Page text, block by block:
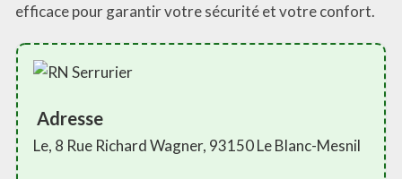
efficace pour garantir votre sécurité et votre confort.
Adresse
Le, 8 Rue Richard Wagner, 93150 Le Blanc-Mesnil